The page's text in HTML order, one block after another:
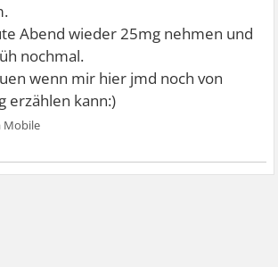
Abend wieder 25mg nehmen und
nochmal.
wenn mir hier jmd noch von
erzählen kann:)